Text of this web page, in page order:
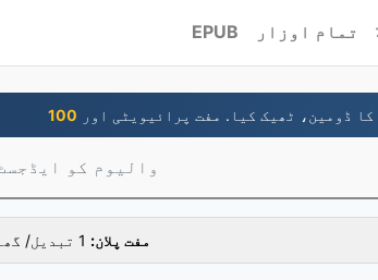
EPUB تمام اوزار
100
والیوم کو
مفت پلان: